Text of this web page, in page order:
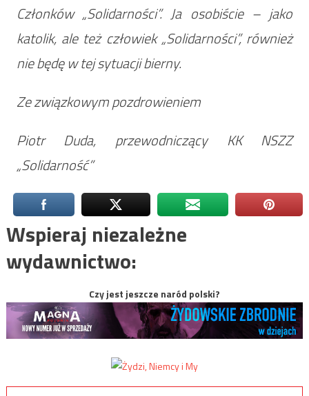
Członków „Solidarności”. Ja osobiście – jako
katolik, ale też człowiek „Solidarności”, również
nie będę w tej sytuacji bierny.
Ze związkowym pozdrowieniem
Piotr Duda, przewodniczący KK NSZZ
„Solidarność”
Wspieraj niezależne
wydawnictwo:
Czy jest jeszcze naród polski?